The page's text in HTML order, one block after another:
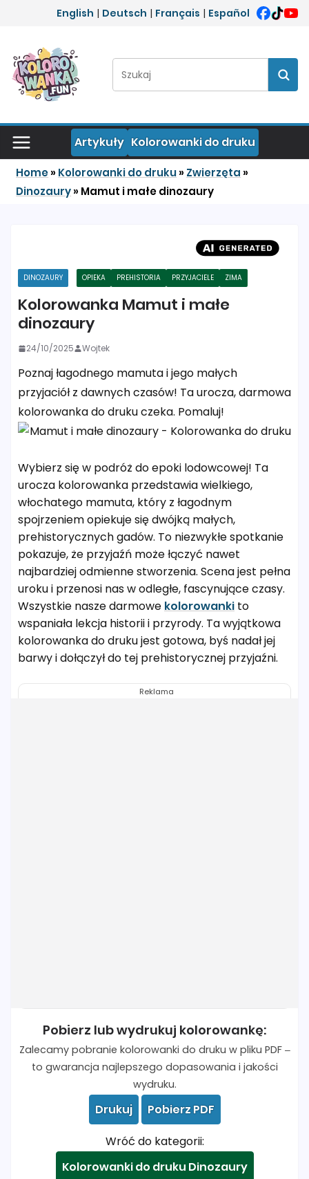
Przejdź do treści
English | Deutsch | Français | Español
Szukaj:
Artykuły Kolorowanki do druku
Home» Kolorowanki do druku» Zwierzęta »
Dinozaury» Mamut i małe dinozaury
DINOZAURY OPIEKA PREHISTORIA PRZYJACIELE ZIMA
Kolorowanka Mamut i małe
dinozaury
24/10/2025 Wojtek
Poznaj łagodnego mamuta i jego małych
przyjaciół z dawnych czasów! Ta urocza, darmowa
kolorowanka do druku czeka. Pomaluj!
Wybierz się w podróż do epoki lodowcowej! Ta
urocza kolorowanka przedstawia wielkiego,
włochatego mamuta, który z łagodnym
spojrzeniem opiekuje się dwójką małych,
prehistorycznych gadów. To niezwykłe spotkanie
pokazuje, że przyjaźń może łączyć nawet
najbardziej odmienne stworzenia. Scena jest pełna
uroku i przenosi nas w odległe, fascynujące czasy.
Wszystkie nasze darmowe kolorowanki to
wspaniała lekcja historii i przyrody. Ta wyjątkowa
kolorowanka do druku jest gotowa, byś nadał jej
barwy i dołączył do tej prehistorycznej przyjaźni.
Reklama
Pobierz lub wydrukuj kolorowankę:
Zalecamy pobranie kolorowanki do druku w pliku PDF –
to gwarancja najlepszego dopasowania i jakości
wydruku.
Drukuj
Pobierz PDF
Wróć do kategorii:
Kolorowanki do druku Dinozaury